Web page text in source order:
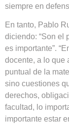
siempre en
En tanto, Pablo
diciendo: “Son el
es importante”.
docente, a lo que
puntual de la
sino cuestiones
derechos,
facultad, lo
importante estar